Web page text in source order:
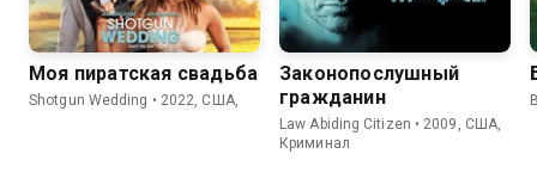
Моя пиратская свадьба
Shotgun Wedding • 2022, США,
Законопослушный
гражданин
Law Abiding Citizen • 2009, США,
Криминал